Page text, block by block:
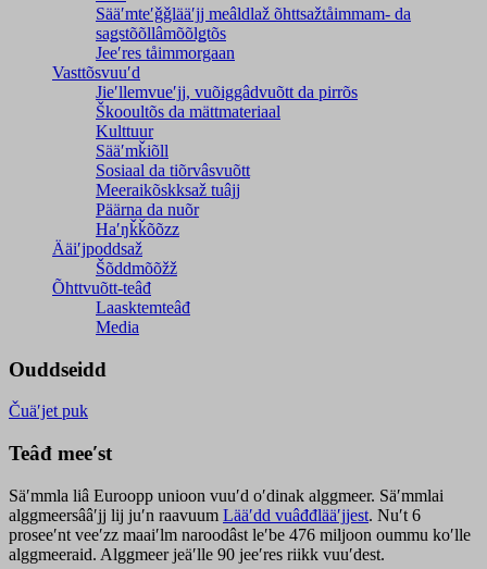
Sääʹmteʹǧǧlääʹjj meâldlaž õhttsažtåimmam- da
saǥstõõllâmõõlǥtõs
Jeeʹres tåimmorgaan
Vasttõsvuuʹd
Jieʹllemvueʹjj, vuõiggâdvuõtt da pirrõs
Škooultõs da mättmateriaal
Kulttuur
Sääʹmǩiõll
Sosiaal da tiõrvâsvuõtt
Meeraikõskksaž tuâjj
Päärna da nuõr
Haʹŋǩǩõõzz
Ääiʹjpoddsaž
Šõddmõõžž
Õhttvuõtt-teâđ
Laasktemteâđ
Media
Ouddseidd
Čuäʹjet puk
Teâđ meeʹst
Säʹmmla liâ Euroopp unioon vuuʹd oʹdinak alggmeer. Säʹmmlai
alggmeersââʹjj lij juʹn raavuum Lääʹdd vuâđđlääʹjjest. Nuʹt 6
proseeʹnt veeʹzz maaiʹlm naroodâst leʹbe 476 miljoon oummu koʹlle
alggmeeraid. Alggmeer jeäʹlle 90 jeeʹres riikk vuuʹdest.